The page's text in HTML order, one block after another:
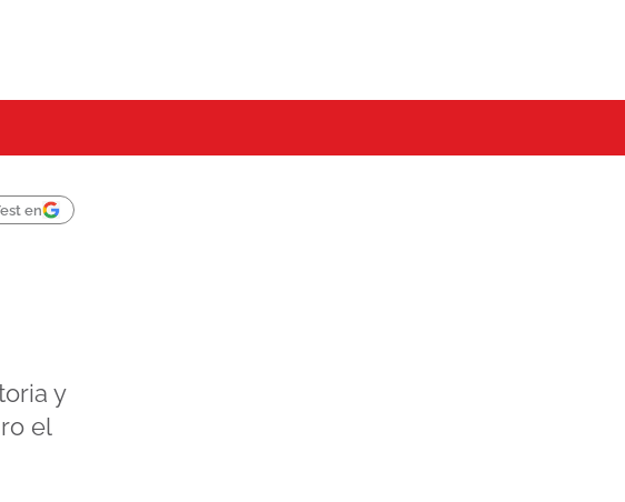
en
y
el